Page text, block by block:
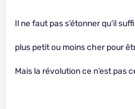
Il ne faut pas s’étonner qu’il
plus petit ou moins cher pour
Mais la révolution ce n’est pas